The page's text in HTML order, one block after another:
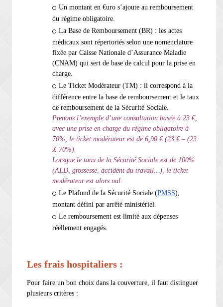
Un montant en €uro s’ajoute au remboursement
du régime obligatoire.
La Base de Remboursement (BR) : les actes
médicaux sont répertoriés selon une nomenclature
fixée par Caisse Nationale d’Assurance Maladie
(CNAM) qui sert de base de calcul pour la prise en
charge.
Le Ticket Modérateur (TM) : il correspond à la
différence entre la base de remboursement et le taux
de remboursement de la Sécurité Sociale.
Prenons l’exemple d’une consultation basée à 23 €,
avec une prise en charge du régime obligatoire à
70%, le ticket modérateur est de 6,90 € (23 € – (23
X 70%).
Lorsque le taux de la Sécurité Sociale est de 100%
(ALD, grossesse, accident du travail…), le ticket
modérateur est alors nul.
Le Plafond de la Sécurité Sociale (PMSS),
montant défini par arrêté ministériel.
Le remboursement est limité aux dépenses
réellement engagés.
Les frais hospitaliers :
Pour faire un bon choix dans la couverture, il faut distinguer
plusieurs critères :